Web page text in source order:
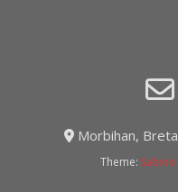
Morbihan,
Theme: Sabino